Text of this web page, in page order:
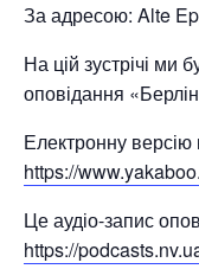
За адресою: Alte
На цій зустрічі ми
оповідання
Електронну
https://
Це аудіо-запис
https://